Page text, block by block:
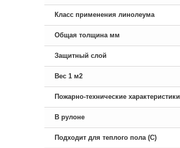
Класс применения линолеума
Общая толщина мм
Защитный слой
Вес 1 м2
Пожарно-технические характеристики
В рулоне
Подходит для теплого пола (С)